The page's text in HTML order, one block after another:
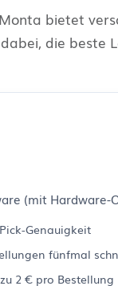
bietet
die beste
(mit Hardware-
Genauigkeit
fünfmal
2 € pro Bestellung